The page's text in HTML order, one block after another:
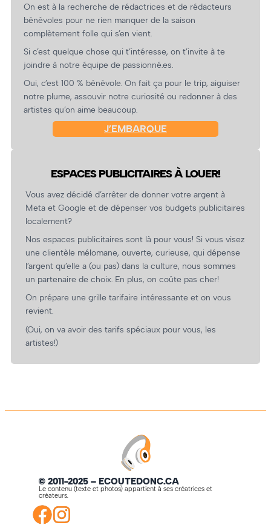
On est à la recherche de rédactrices et de rédacteurs
bénévoles pour ne rien manquer de la saison
complètement folle qui s’en vient.
Si c’est quelque chose qui t’intéresse, on t’invite à te
joindre à notre équipe de passionné.es.
Oui, c’est 100 % bénévole. On fait ça pour le trip, aiguiser
notre plume, assouvir notre curiosité ou redonner à des
artistes qu’on aime beaucoup.
J’EMBARQUE
ESPACES PUBLICITAIRES À LOUER!
Vous avez décidé d’arrêter de donner votre argent à
Meta et Google et de dépenser vos budgets publicitaires
localement?
Nos espaces publicitaires sont là pour vous! Si vous visez
une clientèle mélomane, ouverte, curieuse, qui dépense
l’argent qu’elle a (ou pas) dans la culture, nous sommes
un partenaire de choix. En plus, on coûte pas cher!
On prépare une grille tarifaire intéressante et on vous
revient.
(Oui, on va avoir des tarifs spéciaux pour vous, les
artistes!)
© 2011-2025 – ECOUTEDONC.CA
Le contenu (texte et photos) appartient à ses créatrices et
créateurs.